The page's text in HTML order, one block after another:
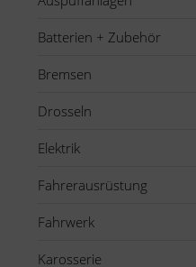
Batterien + Zubehör
Bremsen
Drosseln
Elektrik
Fahrerausrüstung
Fahrwerk
Karosserie